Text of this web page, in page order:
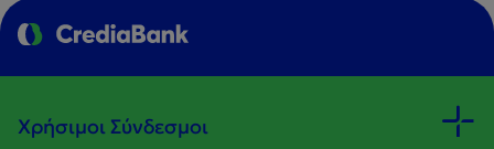
Χρήσιμοι Σύνδεσμοι